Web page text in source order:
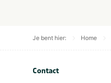
Je bent hier: Home
Contact